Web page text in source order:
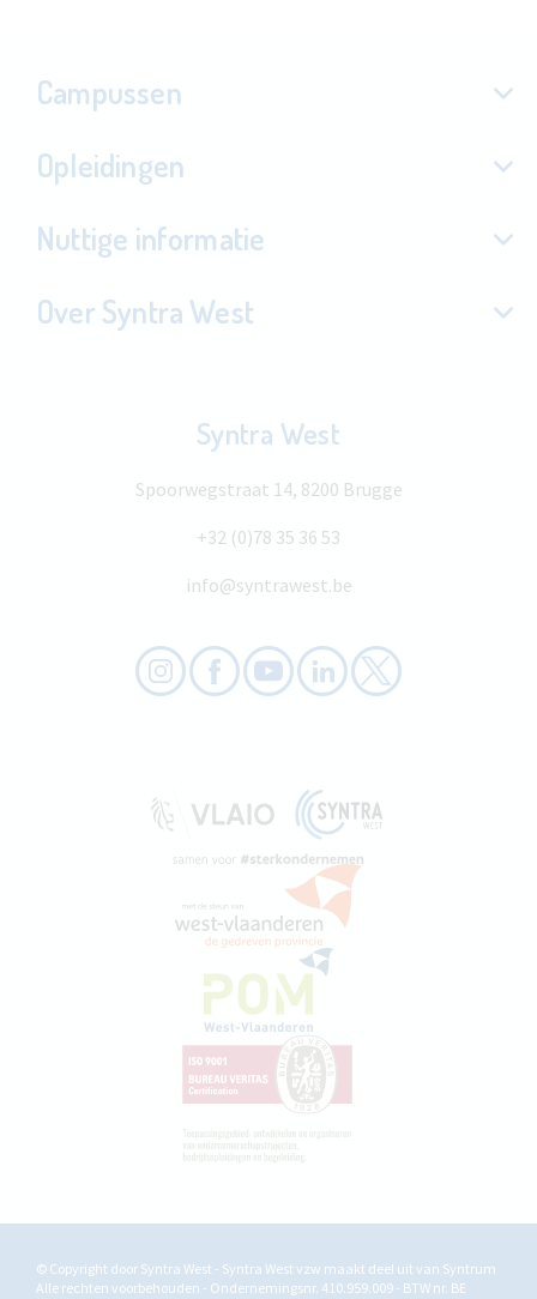
Campussen
Opleidingen
Nuttige informatie
Over Syntra West
Syntra West
Spoorwegstraat 14, 8200 Brugge
+32 (0)78 35 36 53
info@syntrawest.be
© Copyright door Syntra West - Syntra West vzw maakt deel uit van Syntrum
Alle rechten voorbehouden - Ondernemingsnr. 410.959.009 - BTW nr. BE